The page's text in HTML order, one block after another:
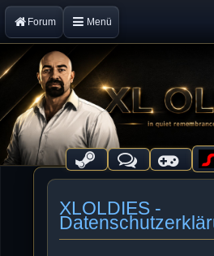
Forum Menü
XLOLDIES -